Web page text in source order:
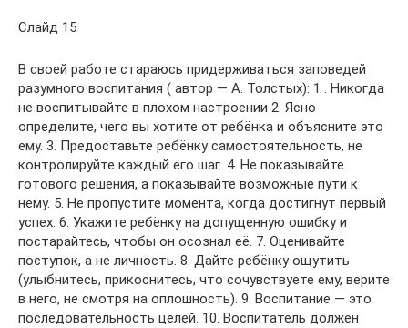
Слайд 15
В своей работе стараюсь придерживаться заповедей
разумного воспитания ( автор — А. Толстых): 1 . Никогда
не воспитывайте в плохом настроении 2. Ясно
определите, чего вы хотите от ребёнка и объясните это
ему. 3. Предоставьте ребёнку самостоятельность, не
контролируйте каждый его шаг. 4. Не показывайте
готового решения, а показывайте возможные пути к
нему. 5. Не пропустите момента, когда достигнут первый
успех. 6. Укажите ребёнку на допущенную ошибку и
постарайтесь, чтобы он осознал её. 7. Оценивайте
поступок, а не личность. 8. Дайте ребёнку ощутить
(улыбнитесь, прикоснитесь, что сочувствуете ему, верите
в него, не смотря на оплошность). 9. Воспитание — это
последовательность целей. 10. Воспитатель должен